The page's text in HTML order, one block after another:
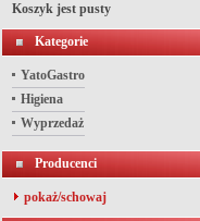
Koszyk jest pusty
Kategorie
YatoGastro
Higiena
Wyprzedaż
Producenci
pokaż/schowaj